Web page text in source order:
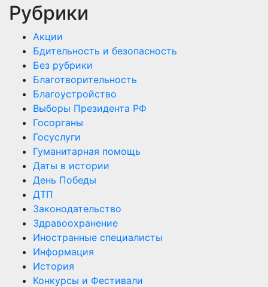
Рубрики
Акции
Бдительность и безопасность
Без рубрики
Благотворительность
Благоустройство
Выборы Президента РФ
Госорганы
Госуслуги
Гуманитарная помощь
Даты в истории
День Победы
ДТП
Законодательство
Здравоохранение
Иностранные специалисты
Информация
История
Конкурсы и Фестивали